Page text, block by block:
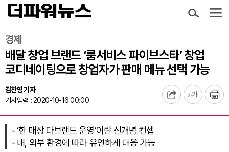
경제
배달 창업 브랜드 ‘룸서비스 파이브스타’ 창업
코디네이팅으로 창업자가 판매 메뉴 선택 가능
김찬영 기자
기사입력 : 2020-10-16 00:00
- ‘한 매장 다브랜드 운영’이란 신개념 컨셉
- 내, 외부 환경에 따라 유연하게 대응 가능